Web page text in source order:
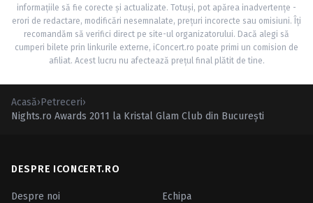
informațiile să fie corecte și actualizate. Totuși, pot apărea inadvertențe -
erori de redactare, modificări nesemnalate, prețuri incorecte sau omisiuni. Îți
recomandăm să verifici direct pe site-ul organizatorului. Dacă alegi să
cumperi bilete prin linkurile externe, iConcert.ro poate primi un comision de
afiliat. Acest lucru nu afectează prețul final plătit de tine.
Acasă›Petreceri›
Nights.ro Awards 2011 la Kristal Glam Club din Bucureşti
DESPRE ICONCERT.RO
Despre noi
Echipa